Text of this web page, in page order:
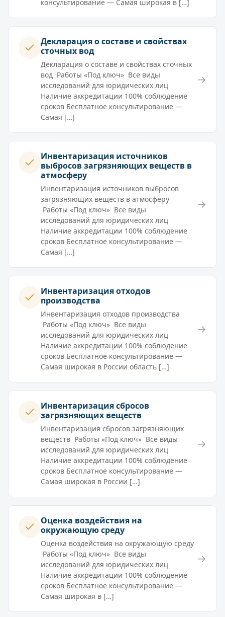
консультирование — Самая широкая в […]
Декларация о составе и свойствах
сточных вод
Декларация о составе и свойствах сточных
вод Работы «Под ключ» Все виды
исследований для юридических лиц
Наличие аккредитации 100% соблюдение
сроков Бесплатное консультирование —
Самая […]
→
Инвентаризация источников
выбросов загрязняющих веществ в
атмосферу
Инвентаризация источников выбросов
загрязняющих веществ в атмосферу
Работы «Под ключ» Все виды
исследований для юридических лиц
Наличие аккредитации 100% соблюдение
сроков Бесплатное консультирование —
Самая […]
→
Инвентаризация отходов
производства
Инвентаризация отходов производства
Работы «Под ключ» Все виды
исследований для юридических лиц
Наличие аккредитации 100% соблюдение
сроков Бесплатное консультирование —
Самая широкая в России область […]
→
Инвентаризация сбросов
загрязняющих веществ
Инвентаризация сбросов загрязняющих
веществ Работы «Под ключ» Все виды
исследований для юридических лиц
Наличие аккредитации 100% соблюдение
сроков Бесплатное консультирование —
Самая широкая в России […]
→
Оценка воздействия на
окружающую среду
Оценка воздействия на окружающую среду
Работы «Под ключ» Все виды
исследований для юридических лиц
Наличие аккредитации 100% соблюдение
сроков Бесплатное консультирование —
Самая широкая в […]
→